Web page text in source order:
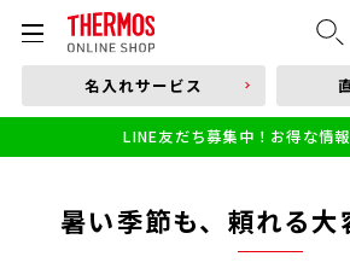
部品購入はこちら
本体品番やキーワードを入力
食洗機対応 新製品
幼児
名入れサービス
LINE友だち募集中！お得な情
暑い季節も、頼れる大